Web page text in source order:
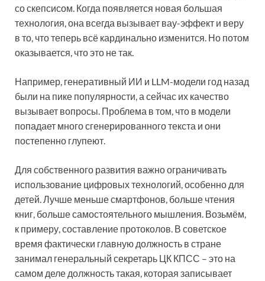
со скепсисом. Когда появляется новая большая
технология, она всегда вызывает вау-эффект и веру
в то, что теперь всё кардинально изменится. Но потом
оказывается, что это не так.
Например, генеративный ИИ и LLM-модели год назад
были на пике популярности, а сейчас их качество
вызывает вопросы. Проблема в том, что в модели
попадает много сгенерированного текста и они
постепенно глупеют.
Для собственного развития важно ограничивать
использование цифровых технологий, особенно для
детей. Лучше меньше смартфонов, больше чтения
книг, больше самостоятельного мышления. Возьмём,
к примеру, составление протоколов. В советское
время фактически главную должность в стране
занимал генеральный секретарь ЦК КПСС – это на
самом деле должность такая, которая записывает